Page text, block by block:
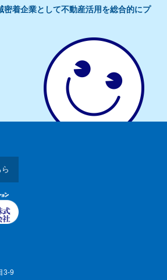
密着企業として不動産活用を総合的にプ
3-9